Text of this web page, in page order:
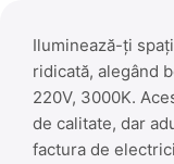
Iluminează-ți
ridicată, alegând
220V, 3000K.
de calitate, dar
factura de